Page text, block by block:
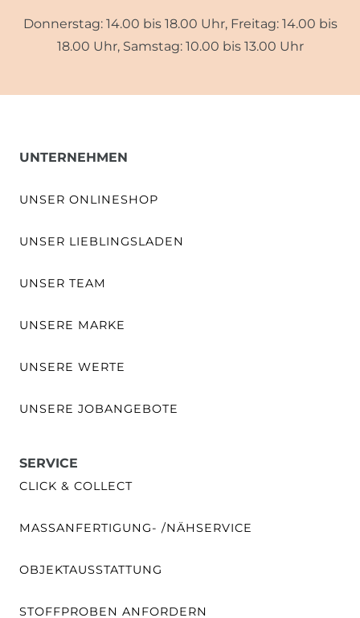
Donnerstag: 14.00 bis 18.00 Uhr, Freitag: 14.00 bis
18.00 Uhr, Samstag: 10.00 bis 13.00 Uhr
UNTERNEHMEN
UNSER ONLINESHOP
UNSER LIEBLINGSLADEN
UNSER TEAM
UNSERE MARKE
UNSERE WERTE
UNSERE JOBANGEBOTE
SERVICE
CLICK & COLLECT
MASSANFERTIGUNG- /NÄHSERVICE
OBJEKTAUSSTATTUNG
STOFFPROBEN ANFORDERN